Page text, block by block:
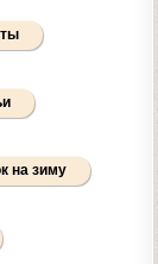
на зиму